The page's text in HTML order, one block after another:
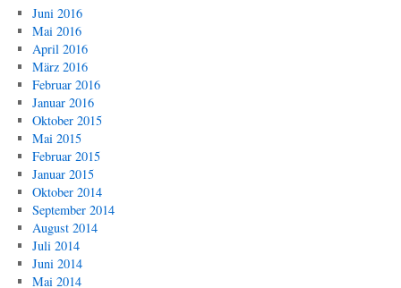
Juni 2016
Mai 2016
April 2016
März 2016
Februar 2016
Januar 2016
Oktober 2015
Mai 2015
Februar 2015
Januar 2015
Oktober 2014
September 2014
August 2014
Juli 2014
Juni 2014
Mai 2014